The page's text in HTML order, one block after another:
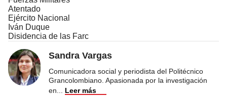
Atentado
Ejército Nacional
Iván Duque
Disidencia de las Farc
Sandra Vargas
Comunicadora social y periodista del Politécnico
Grancolombiano. Apasionada por la investigación
en
Leer más